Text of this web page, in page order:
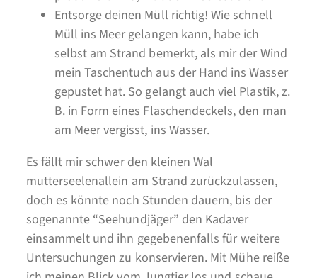
Entsorge deinen Müll richtig! Wie schnell
Müll ins Meer gelangen kann, habe ich
selbst am Strand bemerkt, als mir der Wind
mein Taschentuch aus der Hand ins Wasser
gepustet hat. So gelangt auch viel Plastik, z.
B. in Form eines Flaschendeckels, den man
am Meer vergisst, ins Wasser.
Es fällt mir schwer den kleinen Wal
mutterseelenallein am Strand zurückzulassen,
doch es könnte noch Stunden dauern, bis der
sogenannte “Seehundjäger” den Kadaver
einsammelt und ihn gegebenenfalls für weitere
Untersuchungen zu konservieren. Mit Mühe reiße